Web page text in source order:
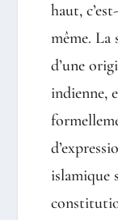
haut,
même.
d’une
indienne,
islamique